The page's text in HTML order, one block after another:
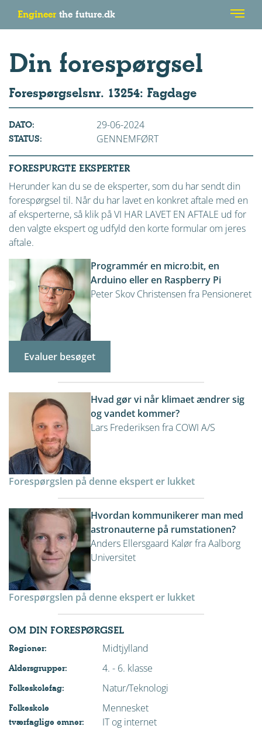
Engineer the future.dk
Din forespørgsel
Forespørgselsnr. 13254: Fagdage
DATO: 29-06-2024
STATUS: GENNEMFØRT
FORESPURGTE EKSPERTER
Herunder kan du se de eksperter, som du har sendt din
forespørgsel til. Når du har lavet en konkret aftale med en
af eksperterne, så klik på VI HAR LAVET EN AFTALE ud for
den valgte ekspert og udfyld den korte formular om jeres
aftale.
Programmér en micro:bit, en
Arduino eller en Raspberry Pi
Peter Skov Christensen fra Pensioneret
Evaluer besøget
Hvad gør vi når klimaet ændrer sig
og vandet kommer?
Lars Frederiksen fra COWI A/S
Forespørgslen på denne ekspert er lukket
Hvordan kommunikerer man med
astronauterne på rumstationen?
Anders Ellersgaard Kalør fra Aalborg
Universitet
Forespørgslen på denne ekspert er lukket
OM DIN FORESPØRGSEL
Regioner: Midtjylland
Aldersgrupper: 4. - 6. klasse
Folkeskolefag: Natur/Teknologi
Folkeskole
tværfaglige emner:
Mennesket
IT og internet